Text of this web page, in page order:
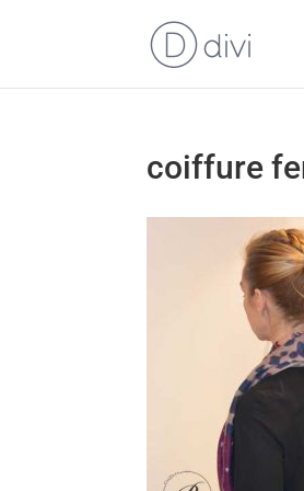
coiffure